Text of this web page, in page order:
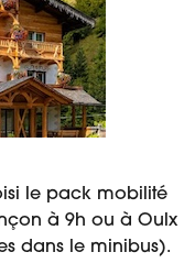
le pack mobilité
à 9h ou à Oulx
dans le minibus).